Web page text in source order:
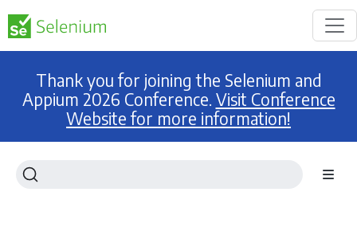
Thank you for joining the Selenium and
Appium 2026 Conference. Visit Conference
Website for more information!